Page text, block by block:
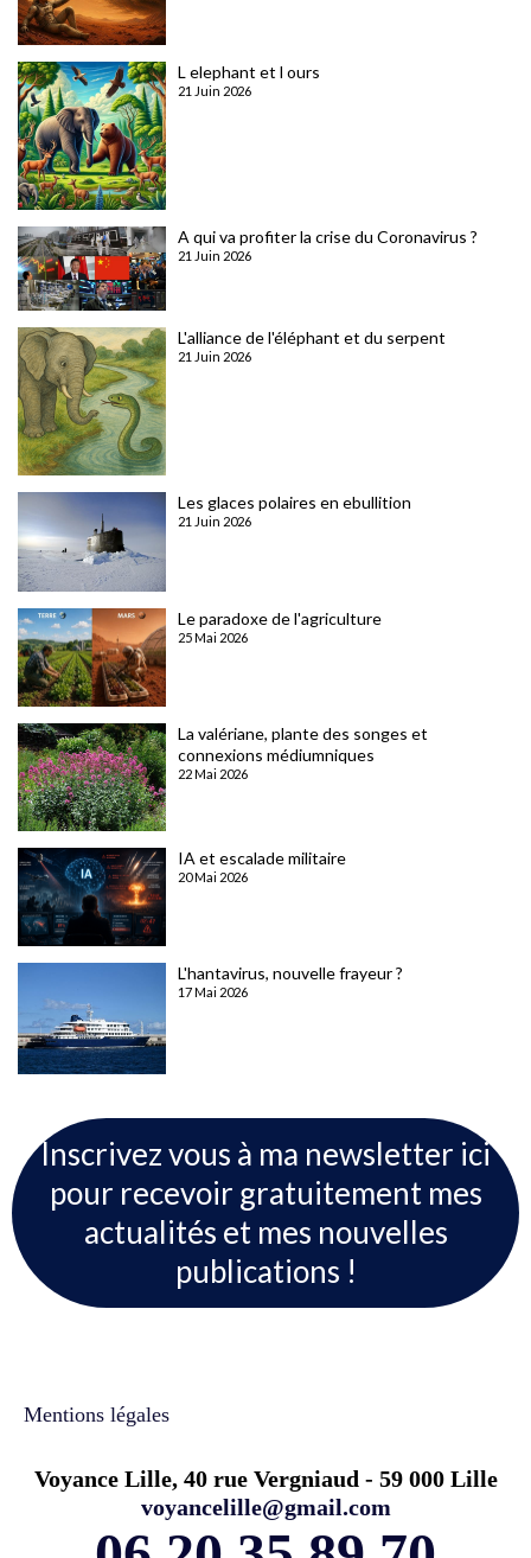
L elephant et l ours
21 Juin 2026
A qui va profiter la crise du Coronavirus ?
21 Juin 2026
L'alliance de l'éléphant et du serpent
21 Juin 2026
Les glaces polaires en ebullition
21 Juin 2026
Le paradoxe de l'agriculture
25 Mai 2026
La valériane, plante des songes et
connexions médiumniques
22 Mai 2026
IA et escalade militaire
20 Mai 2026
L'hantavirus, nouvelle frayeur ?
17 Mai 2026
Inscrivez vous à ma newsletter ici
pour recevoir gratuitement mes
actualités et mes nouvelles
publications !
Mentions légales
Voyance Lille, 40 rue Vergniaud - 59 000 Lille
voyancelille@gmail.com